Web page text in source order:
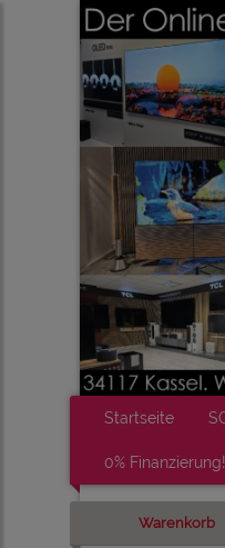
Startseite
0% Finanzierung!
Warenkorb